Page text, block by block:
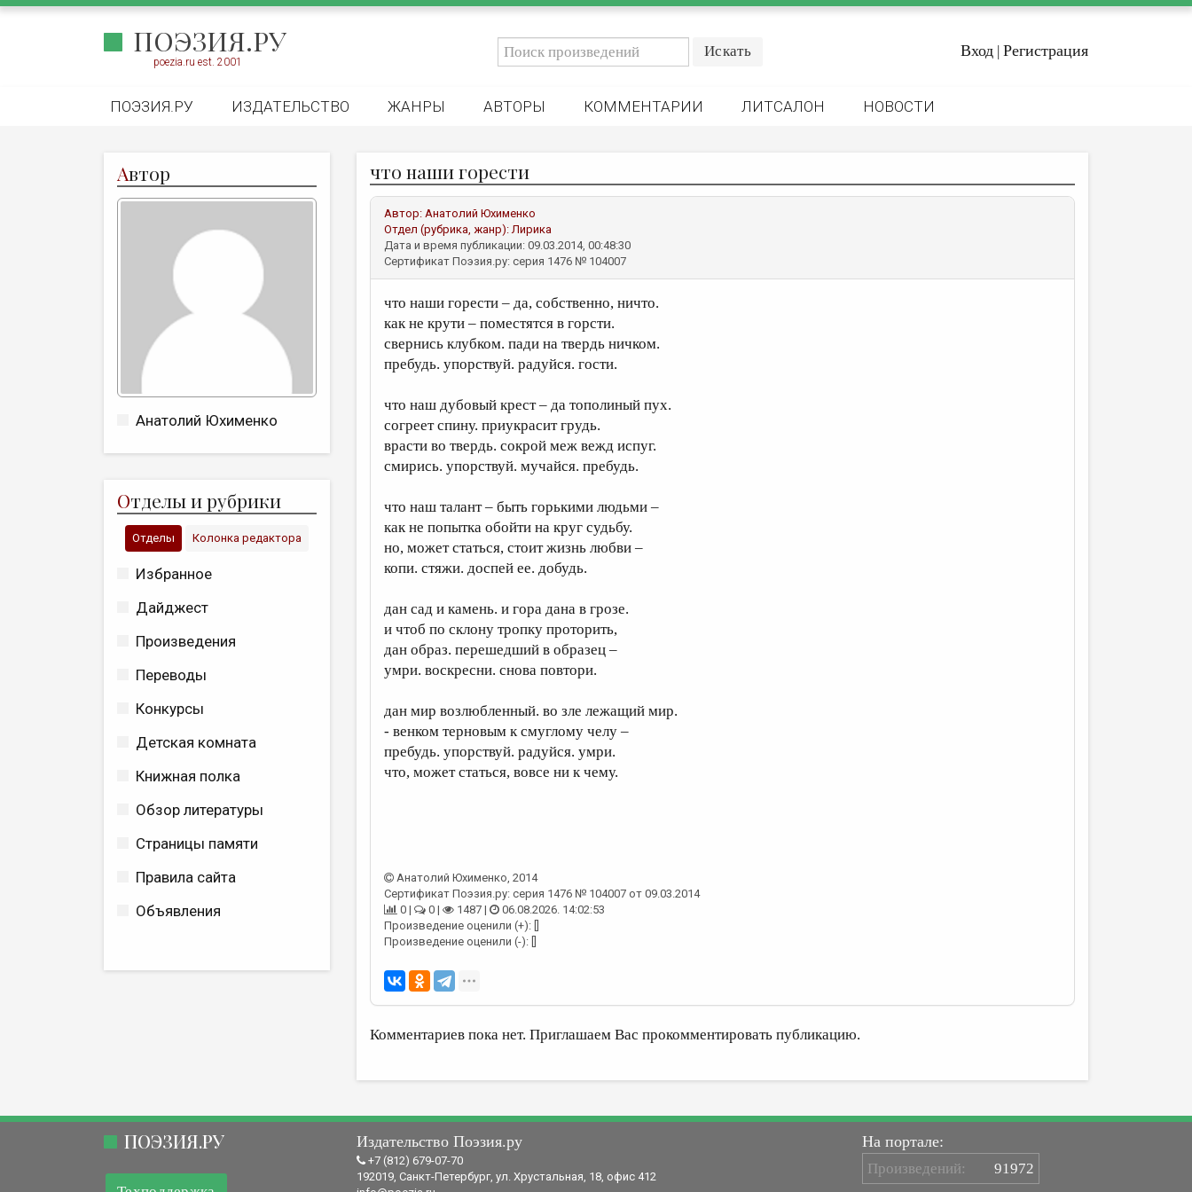
ПОЭЗИЯ.РУ
poezia.ru est. 2001
Вход | Регистрация
ПОЭЗИЯ.РУ ИЗДАТЕЛЬСТВО ЖАНРЫ АВТОРЫ КОММЕНТАРИИ ЛИТСАЛОН НОВОСТИ
Автор
Анатолий Юхименко
Отделы и рубрики
Отделы Колонка редактора
Избранное
Дайджест
Произведения
Переводы
Конкурсы
Детская комната
Книжная полка
Обзор литературы
Страницы памяти
Правила сайта
Объявления
что наши горести
Автор: Анатолий Юхименко
Отдел (рубрика, жанр):Лирика
Дата и время публикации: 09.03.2014, 00:48:30
Сертификат Поэзия.ру: серия 1476 № 104007
что наши горести – да, собственно, ничто.
как не крути – поместятся в горсти.
свернись клубком. пади на твердь ничком.
пребудь. упорствуй. радуйся. гости.
что наш дубовый крест – да тополиный пух.
согреет спину. приукрасит грудь.
врасти во твердь. сокрой меж вежд испуг.
смирись. упорствуй. мучайся. пребудь.
что наш талант – быть горькими людьми –
как не попытка обойти на круг судьбу.
но, может статься, стоит жизнь любви –
копи. стяжи. доспей ее. добудь.
дан сад и камень. и гора дана в грозе.
и чтоб по склону тропку проторить,
дан образ. перешедший в образец –
умри. воскресни. снова повтори.
дан мир возлюбленный. во зле лежащий мир.
- венком терновым к смуглому челу –
пребудь. упорствуй. радуйся. умри.
что, может статься, вовсе ни к чему.
Анатолий Юхименко, 2014
Сертификат Поэзия.ру: серия 1476 № 104007 от 09.03.2014
0 |
0 | 1487 |
06.08.2026. 14:02:53
Произведение оценили (+): []
Произведение оценили (-): []
Комментариев пока нет. Приглашаем Вас прокомментировать публикацию.
ПОЭЗИЯ.РУ Издательство Поэзия.ру
+7 (812) 679-07-70
192019, Санкт-Петербург, ул. Хрустальная, 18, офис 412
На портале:
Произведений: 91972